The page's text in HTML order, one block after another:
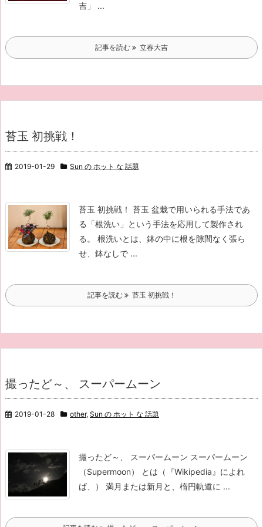
吉」 ...
記事を読む 立春大吉
苔玉 初挑戦！
2019-01-29 Sun の ホット な 話題
苔玉 初挑戦！ 苔玉 盆栽で用いられる手法であ
る「根洗い」という手法を応用して製作され
る。 根洗いとは、鉢の中に根を隙間なく張ら
せ、鉢なしで ...
記事を読む 苔玉 初挑戦！
撮ったど～、 スーパームーン
2019-01-28 other, Sun の ホット な 話題
撮ったど～、 スーパームーン スーパームーン
（Supermoon） とは（『Wikipedia』によれ
ば、） 満月または新月と、楕円軌道に ...